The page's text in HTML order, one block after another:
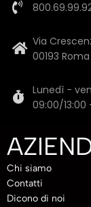
Via
00193 Roma
Lunedì -
09:00/13:00
Chi siamo
Contatti
Dicono di noi